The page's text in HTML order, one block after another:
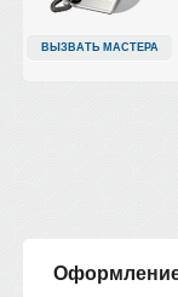
ВЫЗВАТЬ МАСТЕРА